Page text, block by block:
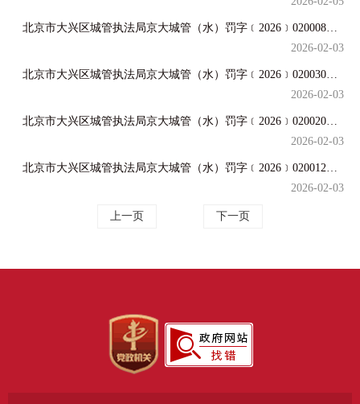
北京市大兴区城管执法局京大城管（水）罚字﹝2026﹞020008号行政处罚决定
2026-02-03
北京市大兴区城管执法局京大城管（水）罚字﹝2026﹞020030号行政处罚决定
2026-02-03
北京市大兴区城管执法局京大城管（水）罚字﹝2026﹞020020号行政处罚决定
2026-02-03
北京市大兴区城管执法局京大城管（水）罚字﹝2026﹞020012号行政处罚决定
2026-02-03
上一页 下一页